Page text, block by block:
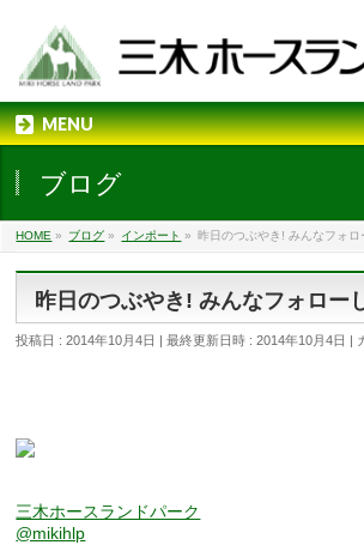
MENU
ブログ
HOME » ブログ » インポート » 昨日のつぶやき! みんなフォロ
昨日のつぶやき! みんなフォロー
投稿日 : 2014年10月4日 最終更新日時 : 2014年10月4日
三木ホースランドパーク
@mikihlp